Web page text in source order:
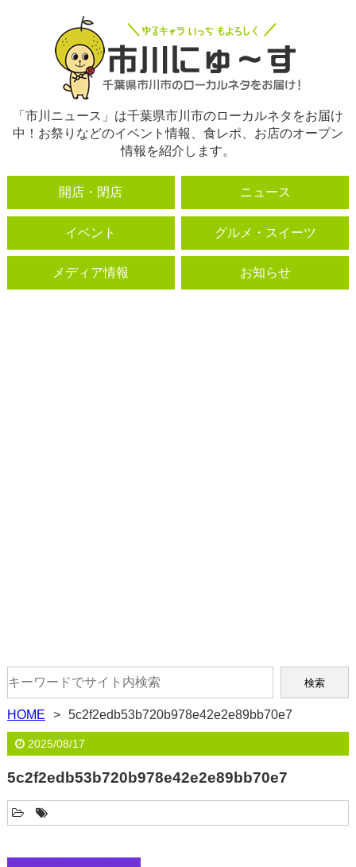
「市川ニュース」は千葉県市川市のローカルネタをお届け
中！お祭りなどのイベント情報、食レポ、お店のオープン
情報を紹介します。
開店・閉店 ニュース
イベント グルメ・スイーツ
メディア情報 お知らせ
HOME 5c2f2edb53b720b978e42e2e89bb70e7
2025/08/17
5c2f2edb53b720b978e42e2e89bb70e7